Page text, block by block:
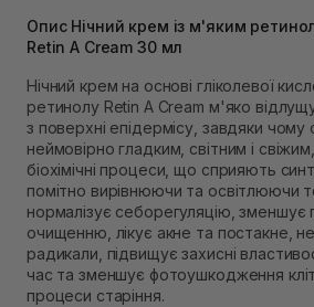
Самовивіз м. Львів, вул.
Немає в наявності!
Самовивіз м. Рівне, вул. 16-го
В наявності
Самовивіз м. Рівне, вул. Кулика
Екватор)
Немає в наявності!
Опис Нічний крем із м'яким
Retin A Cream 30 мл
Нічний крем на основі гліколевої
ретинолу Retin A Cream м'яко
з поверхні епідермісу, завдяки чому
неймовірно гладким, світним і
біохімічні процеси, що сприяють
помітно вирівнюючи та освітлюючи
нормалізує себорегуляцію, зменшує
очищенню, лікує акне та постакне,
радикали, підвищує захисні
час та зменшує фотоушкодження
процеси старіння.